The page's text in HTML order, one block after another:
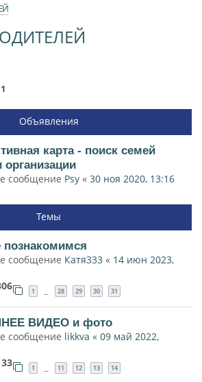
1
Объявления
карта - поиск семей
сообщение Psy « 30 ноя 2020, 13:16
Темы
познакомимся
сообщение Катя333 « 14 июн 2023,
1 … 28 29 30 31
ВИДЕО и фото
сообщение likkva « 09 май 2022,
1 … 11 12 13 14